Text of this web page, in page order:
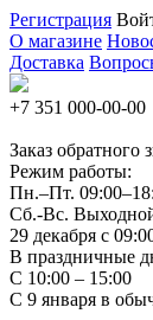
Регистрация
О магазине
Доставка
+7 351 000-00-00
Заказ обратного
Режим работы:
Пн.–Пт.
Сб.-Вс.
29 декабря с
В праздничные
С 10:00 – 15:00
С 9 января в